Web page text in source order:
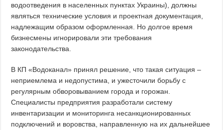
водоотведения в населенных пунктах Украины), должны
являться технические условия и проектная документация,
надлежащим образом оформленная. Но долгое время
бизнесмены игнорировали эти требования
законодательства.
В КП «Водоканал» принял решение, что такая ситуация –
неприемлема и недопустима, и ужесточили борьбу с
регулярным обворовыванием города и горожан.
Специалисты предприятия разработали систему
инвентаризации и мониторинга несанкционированных
подключений и воровства, направленную на их дальнейшее